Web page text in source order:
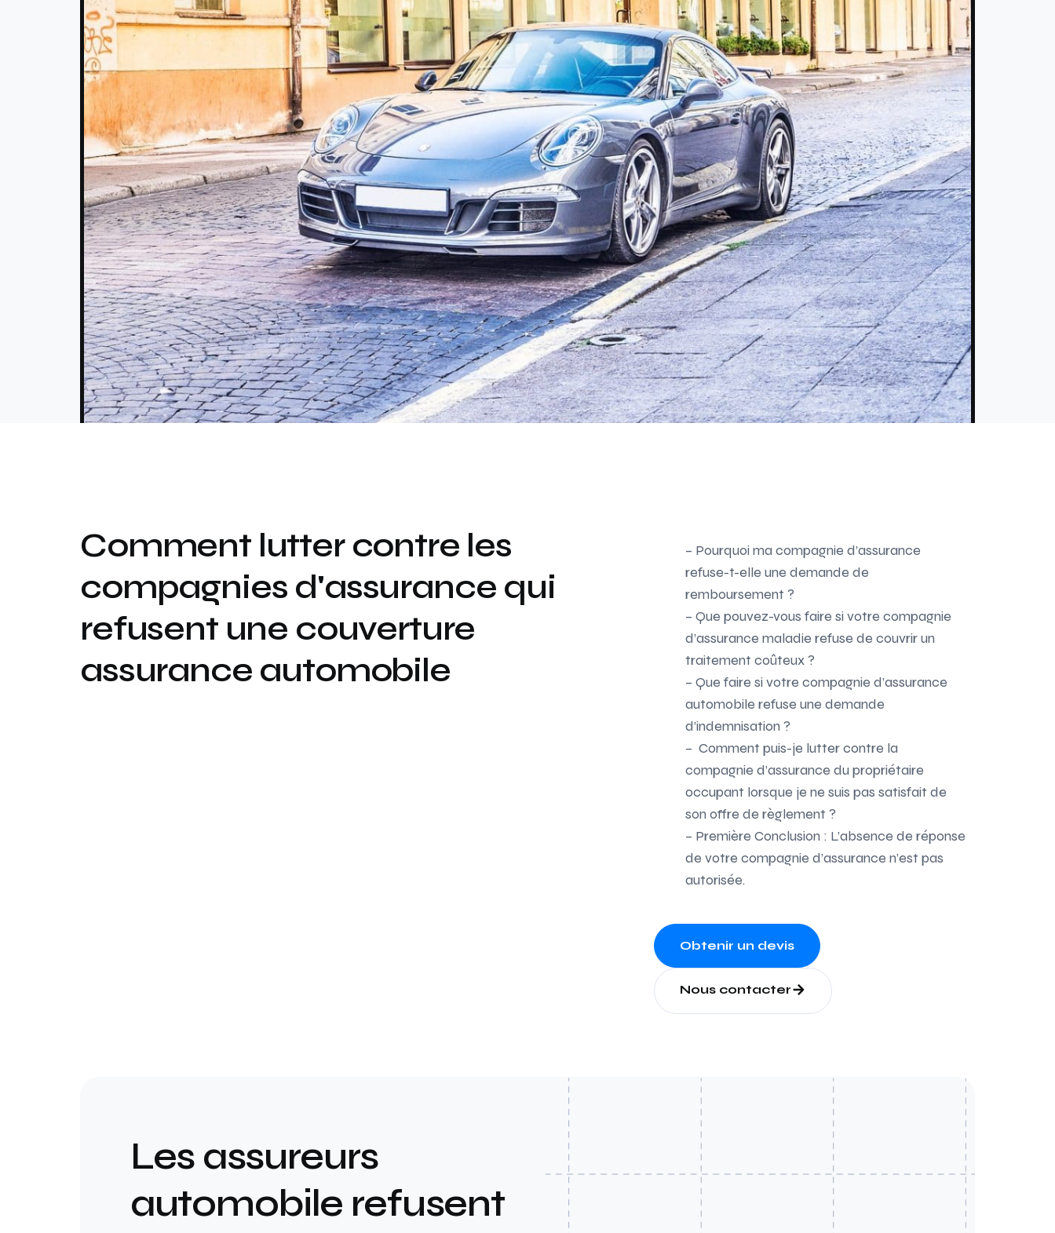
Comment lutter contre les
compagnies d'assurance qui
refusent une couverture
assurance automobile
– Pourquoi ma compagnie d’assurance
refuse-t-elle une demande de
remboursement ?
– Que pouvez-vous faire si votre compagnie
d’assurance maladie refuse de couvrir un
traitement coûteux ?
– Que faire si votre compagnie d’assurance
automobile refuse une demande
d’indemnisation ?
– Comment puis-je lutter contre la
compagnie d’assurance du propriétaire
occupant lorsque je ne suis pas satisfait de
son offre de règlement ?
– Première Conclusion : L’absence de réponse
de votre compagnie d’assurance n’est pas
autorisée.
Obtenir un devis
Nous contacter
Les assureurs
automobile refusent